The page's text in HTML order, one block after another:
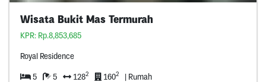
Wisata Bukit Mas Termurah
KPR: Rp.8,853,685
Royal Residence
5 5 1282 1602 | Rumah